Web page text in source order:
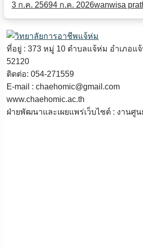
3 ก.ค. 25694 ก.ค. 2026wanwisa
ที่อยู่ : 373 หมู่ 10 ตำบลแจ้ห่ม อำเภอแ
52120
ติดต่อ: 054-271559
E-mail : chaehomic@gmail.com
www.chaehomic.ac.th
ฝ่ายพัฒนาและเผยแพร่เว็บไซต์ : งานศู